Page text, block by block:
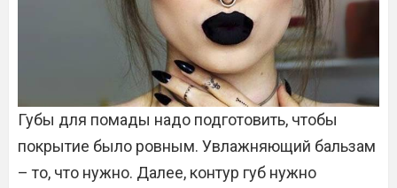
Губы для помады надо подготовить, чтобы
покрытие было ровным. Увлажняющий бальзам
– то, что нужно. Далее, контур губ нужно